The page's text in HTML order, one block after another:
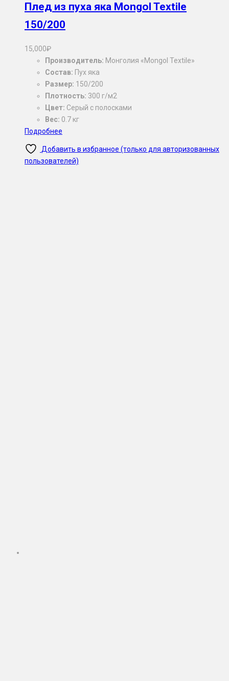
Плед из пуха яка Mongol Textile
150/200
15,000₽
Производитель: Монголия «Mongol Textile»
Состав: Пух яка
Размер: 150/200
Плотность: 300 г/м2
Цвет: Серый с полосками
Вес: 0.7 кг
Подробнее
Добавить в избранное (только для авторизованных
пользователей)